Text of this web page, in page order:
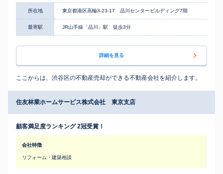
所在地 東京都港区高輪3-23-17 品川センタービルディング7階
最寄駅 JR山手線「品川」駅 徒歩3分
詳細を見る
ここからは、渋谷区の不動産売却ができる不動産会社を紹介します。
住友林業ホームサービス株式会社 東京支店
顧客満足度ランキング 2冠受賞！
会社特徴
リフォーム・建築相談